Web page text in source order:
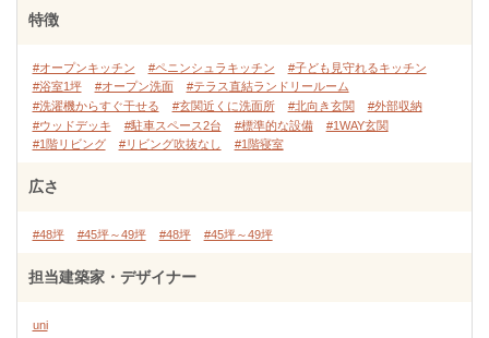
特徴
#オープンキッチン #ペニンシュラキッチン
#子ども見守れるキッチン
#浴室1坪
#オープン洗面
#テラス直結ランドリールーム
#洗濯機からすぐ干せる
#玄関近くに洗面所 #北向き玄関
#外部収納
#ウッドデッキ
#駐車スペース2台 #標準的な設備
#1WAY玄関
#1階リビング
#リビング吹抜なし #1階寝室
広さ
#48坪 #45坪～49坪 #48坪 #45坪～49坪
担当建築家・デザイナー
uni